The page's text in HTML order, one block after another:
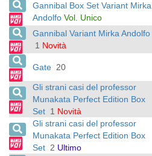
Gannibal Box Set Variant Mirka
Andolfo Vol. Unico
Gannibal Variant Mirka Andolfo
1 Novità
Gate 20
Gli strani casi del professor
Munakata Perfect Edition Box
Set 1 Novità
Gli strani casi del professor
Munakata Perfect Edition Box
Set 2 Ultimo